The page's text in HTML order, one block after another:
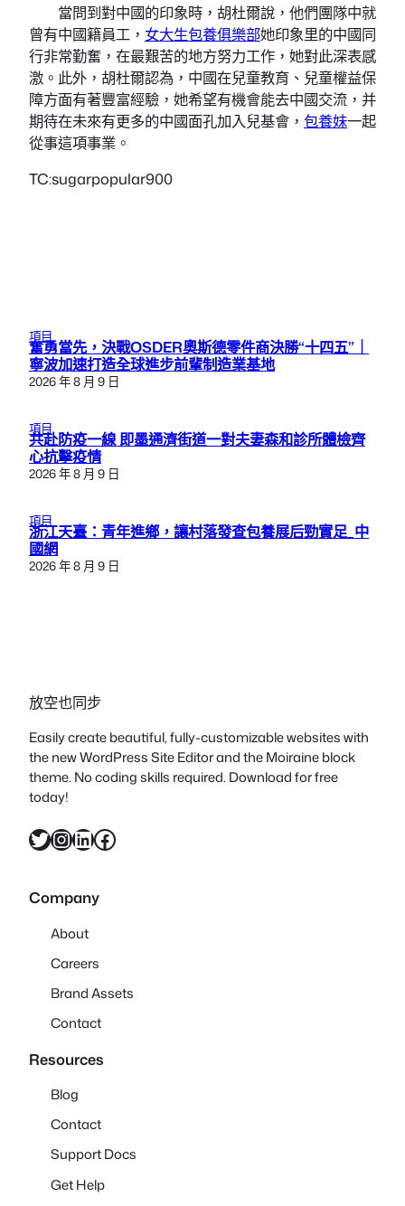
當問到對中國的印象時，胡杜爾說，他們團隊中就
曾有中國籍員工， 女大生包養俱樂部她印象里的中國同
行非常勤奮，在最艱苦的地方努力工作，她對此深表感
激。此外，胡杜爾認為，中國在兒童教育、兒童權益保
障方面有著豐富經驗，她希望有機會能去中國交流，并
期待在未來有更多的中國面孔加入兒基會， 包養妹一起
從事這項事業。
TC:sugarpopular900
項目
奮勇當先，決戰OSDER奧斯德零件商決勝“十四五”｜
寧波加速打造全球進步前輩制造業基地
2026 年 8 月 9 日
項目
共赴防疫一線 即墨通濟街道一對夫妻森和診所體檢齊
心抗擊疫情
2026 年 8 月 9 日
項目
浙江天臺：青年進鄉，讓村落發查包養展后勁實足_中
國網
2026 年 8 月 9 日
放空也同步
Easily create beautiful, fully-customizable websites with
the new WordPress Site Editor and the Moiraine block
theme. No coding skills required. Download for free
today!
X InstagramLinkedIn Facebook
Company
About
Careers
Brand Assets
Contact
Resources
Blog
Contact
Support Docs
Get Help